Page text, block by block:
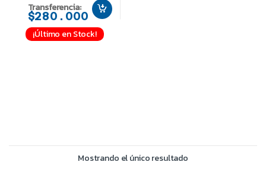
Transferencia:
$280.000
¡Último en Stock!
Mostrando el único resultado